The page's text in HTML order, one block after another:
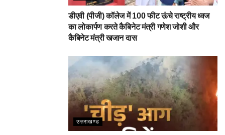
डीएवी (पीजी) कॉलेज में 100 फीट ऊंचे राष्ट्रीय ध्वज
का लोकार्पण करते कैबिनेट मंत्री गणेश जोशी और
कैबिनेट मंत्री खजान दास
उत्तराखण्ड